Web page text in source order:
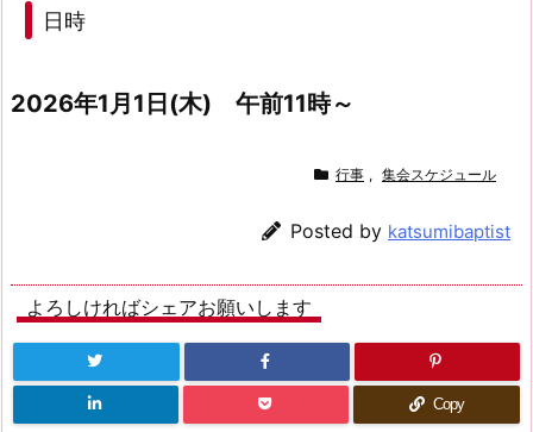
日時
2026年1月1日(木) 午前11時～
行事 , 集会スケジュール
Posted by katsumibaptist
よろしければシェアお願いします
Copy